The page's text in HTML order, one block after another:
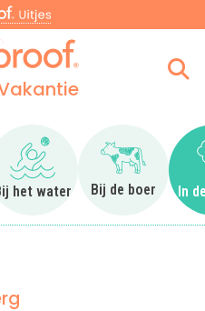
de kust
het water
Ga naar Bij het water
Bij de boer
Ga naar Bij
In